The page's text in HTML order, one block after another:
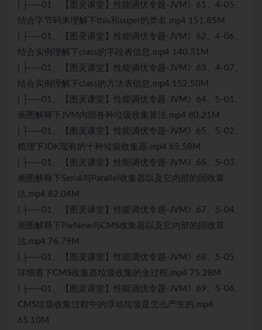
| ├──01、【图灵课堂】性能调优专题-JVM》61、4-05、
结合字节码来理解下this和super的类名.mp4 151.85M
| ├──01、【图灵课堂】性能调优专题-JVM》62、4-06、
结合实例理解下class的字段表信息.mp4 140.31M
| ├──01、【图灵课堂】性能调优专题-JVM》63、4-07、
结合实例理解下class的方法表信息.mp4 152.50M
| ├──01、【图灵课堂】性能调优专题-JVM》64、5-01、
画图解释下JVM内部各种垃圾收集算法.mp4 80.21M
| ├──01、【图灵课堂】性能调优专题-JVM》65、5-02、
梳理下JDK现有的十种垃圾收集器.mp4 65.58M
| ├──01、【图灵课堂】性能调优专题-JVM》66、5-03、
画图解释下Serial与Parallel收集器以及它内部的回收算
法.mp4 82.04M
| ├──01、【图灵课堂】性能调优专题-JVM》67、5-04、
画图解释下ParNew与CMS收集器以及它内部的回收算
法.mp4 76.79M
| ├──01、【图灵课堂】性能调优专题-JVM》68、5-05、
详细看下CMS收集器垃圾收集的全过程.mp4 75.28M
| ├──01、【图灵课堂】性能调优专题-JVM》69、5-06、
CMS垃圾收集过程中的浮动垃圾是怎么产生的.mp4
65.10M